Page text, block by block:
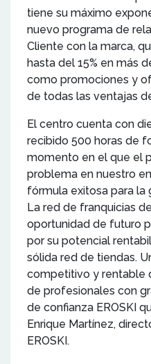
tiene su máximo
nuevo programa de
Cliente con la marca,
hasta del 15% en más
como promociones y
de todas las ventajas
El centro cuenta con
recibido 500 horas de
momento en el que el
problema en nuestro
fórmula exitosa para
La red de franquicias
oportunidad de futuro
por su potencial
sólida red de tiendas.
competitivo y rentable
de profesionales con
de confianza EROSKI
Enrique Martínez,
EROSKI.